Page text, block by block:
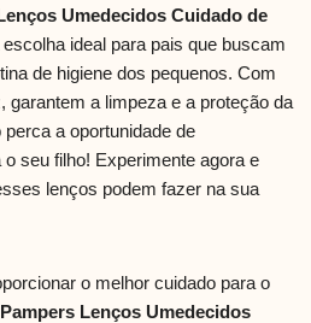
Umedecidos Cuidado de
ideal para pais que buscam
de higiene dos pequenos. Com
garantem a limpeza e a proteção da
a oportunidade de
seu filho! Experimente agora e
lenços podem fazer na sua
o melhor cuidado para o
Pampers Lenços Umedecidos